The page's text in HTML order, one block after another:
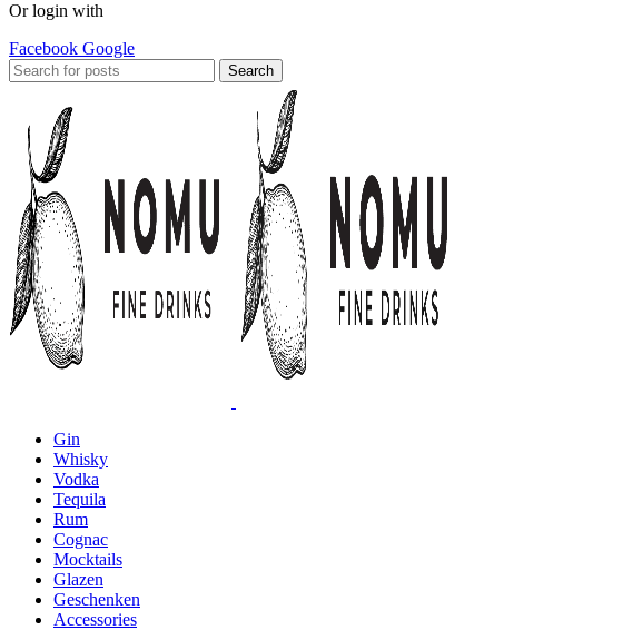
Or login with
Facebook Google
Search
Gin
Whisky
Vodka
Tequila
Rum
Cognac
Mocktails
Glazen
Geschenken
Accessories